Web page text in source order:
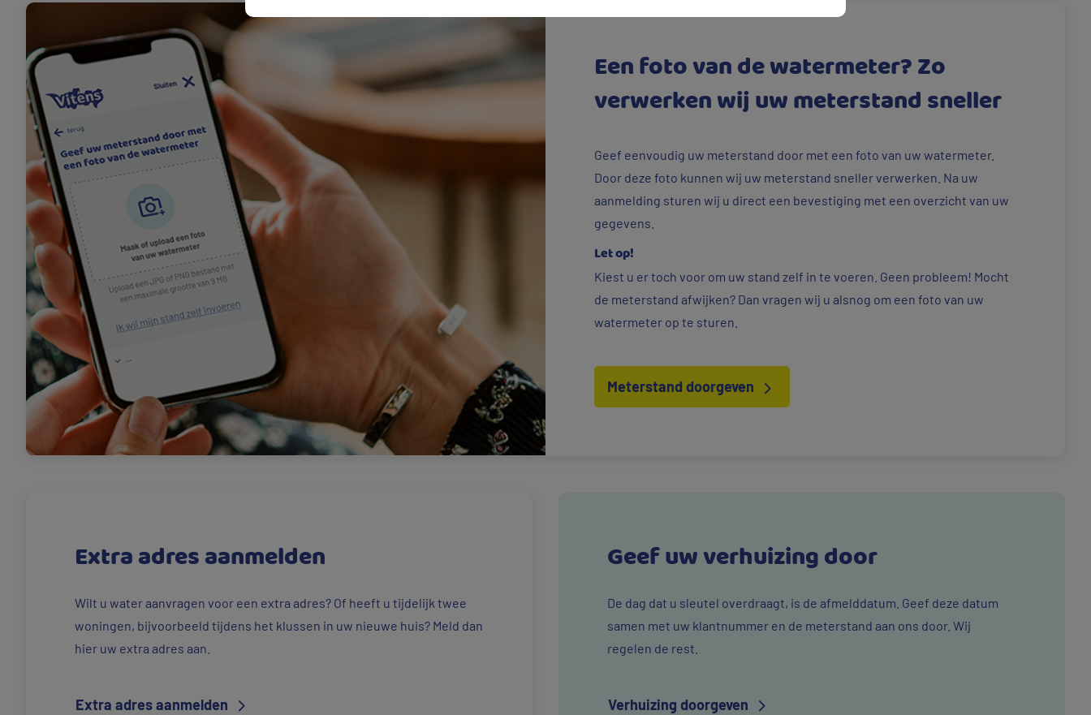
Een foto van de watermeter? Zo
verwerken wij uw meterstand sneller
Geef eenvoudig uw meterstand door met een foto van uw watermeter.
Door deze foto kunnen wij uw meterstand sneller verwerken. Na uw
aanmelding sturen wij u direct een bevestiging met een overzicht van uw
gegevens.
Let op!
Kiest u er toch voor om uw stand zelf in te voeren. Geen probleem! Mocht
de meterstand afwijken? Dan vragen wij u alsnog om een foto van uw
watermeter op te sturen.
Meterstand doorgeven
Extra adres aanmelden
Wilt u water aanvragen voor een extra adres? Of heeft u tijdelijk twee
woningen, bijvoorbeeld tijdens het klussen in uw nieuwe huis? Meld dan
hier uw extra adres aan.
Extra adres aanmelden
Geef uw verhuizing door
De dag dat u sleutel overdraagt, is de afmelddatum. Geef deze datum
samen met uw klantnummer en de meterstand aan ons door. Wij
regelen de rest.
Verhuizing doorgeven